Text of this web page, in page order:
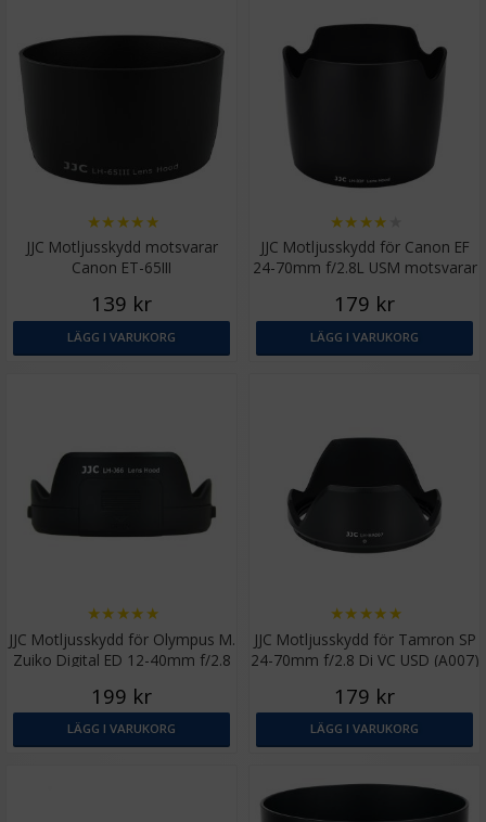
JJC Motljusskydd motsvarar
Canon ET-65III
★★★★★
139 kr
LÄGG I VARUKORG
JJC Motljusskydd för Canon EF
24-70mm f/2.8L USM motsvarar
★★★★
179 kr
LÄGG I VARUKORG
JJC Motljusskydd för Olympus M.
Zuiko Digital ED 12-40mm f/2.8
★★★★★
199 kr
LÄGG I VARUKORG
JJC Motljusskydd för Tamron SP
24-70mm f/2.8 Di VC USD (A007)
★★★★★
179 kr
LÄGG I VARUKORG